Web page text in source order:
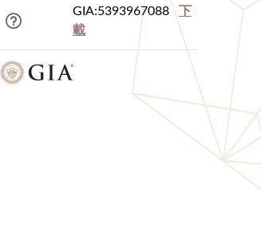
GIA:5393967088
下
載